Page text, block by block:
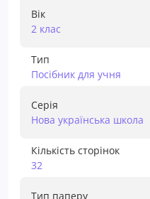
Вік
2 клас
Тип
Посібник для учня
Серія
Нова українська школа
Кількість сторінок
32
Тип паперу